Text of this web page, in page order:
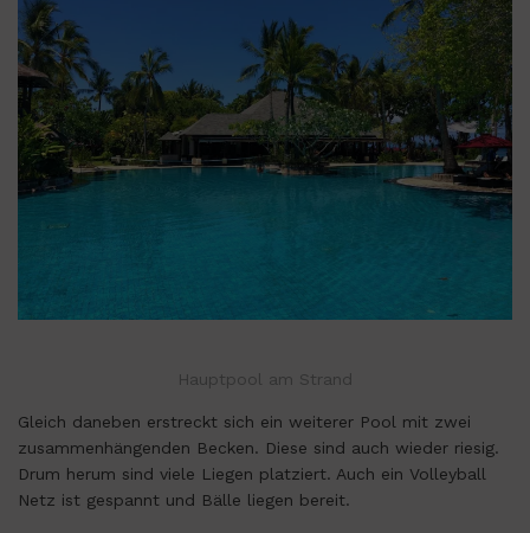
Hauptpool am Strand
Gleich daneben erstreckt sich ein weiterer Pool mit zwei
zusammenhängenden Becken. Diese sind auch wieder riesig.
Drum herum sind viele Liegen platziert. Auch ein Volleyball
Netz ist gespannt und Bälle liegen bereit.